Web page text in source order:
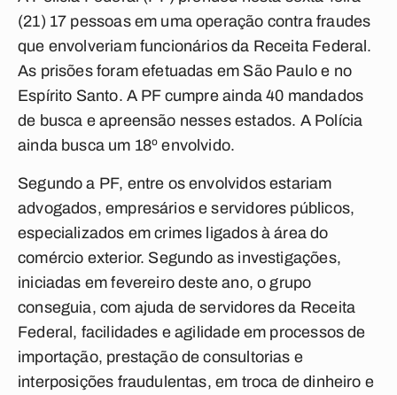
(21) 17 pessoas em uma operação contra fraudes
que envolveriam funcionários da Receita Federal.
As prisões foram efetuadas em São Paulo e no
Espírito Santo. A PF cumpre ainda 40 mandados
de busca e apreensão nesses estados. A Polícia
ainda busca um 18º envolvido.
Segundo a PF, entre os envolvidos estariam
advogados, empresários e servidores públicos,
especializados em crimes ligados à área do
comércio exterior. Segundo as investigações,
iniciadas em fevereiro deste ano, o grupo
conseguia, com ajuda de servidores da Receita
Federal, facilidades e agilidade em processos de
importação, prestação de consultorias e
interposições fraudulentas, em troca de dinheiro e